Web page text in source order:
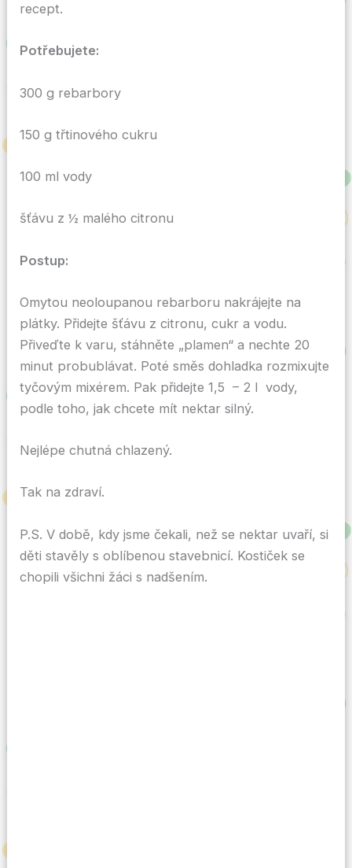
recept.
Potřebujete:
300 g rebarbory
150 g třtinového cukru
100 ml vody
šťávu z ½ malého citronu
Postup:
Omytou neoloupanou rebarboru nakrájejte na
plátky. Přidejte šťávu z citronu, cukr a vodu.
Přiveďte k varu, stáhněte „plamen“ a nechte 20
minut probublávat. Poté směs dohladka rozmixujte
tyčovým mixérem. Pak přidejte 1,5 – 2 l vody,
podle toho, jak chcete mít nektar silný.
Nejlépe chutná chlazený.
Tak na zdraví.
P.S. V době, kdy jsme čekali, než se nektar uvaří, si
děti stavěly s oblíbenou stavebnicí. Kostiček se
chopili všichni žáci s nadšením.